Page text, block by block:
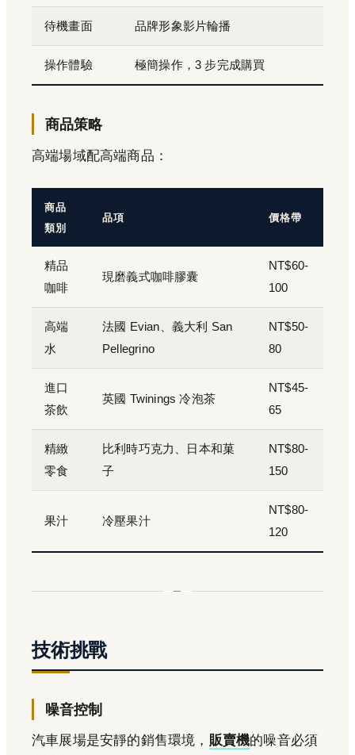
待機畫面 品牌形象影片輪播
操作體驗 極簡操作，3 步完成購買
商品策略
高端場域配高端商品：
商品
類別
品項 價格帶
精品
咖啡
現磨義式咖啡膠囊
NT$60-
100
高端
水
法國 Evian、義大利 San
Pellegrino
NT$50-
80
進口
茶飲
英國 Twinings 冷泡茶
NT$45-
65
精緻
零食
比利時巧克力、日本和菓
子
NT$80-
150
果汁 冷壓果汁
NT$80-
120
技術挑戰
噪音控制
汽車展場是安靜的銷售環境， 販賣機的噪音必須